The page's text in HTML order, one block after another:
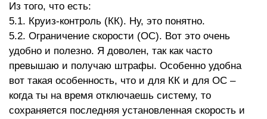
Из того, что есть:
5.1. Круиз-контроль (КК). Ну, это понятно.
5.2. Ограничение скорости (ОС). Вот это очень
удобно и полезно. Я доволен, так как часто
превышаю и получаю штрафы. Особенно удобна
вот такая особенность, что и для КК и для ОС –
когда ты на время отключаешь систему, то
сохраняется последняя установленная скорость и